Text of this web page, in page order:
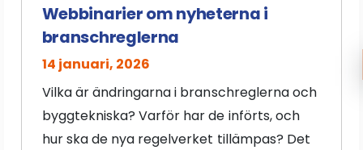
14 januari, 2026
Webbinarier om nyheterna i
branschreglerna
Vilka är ändringarna i branschreglerna och
byggtekniska? Varför har de införts, och
hur ska de nya regelverket tillämpas? Det